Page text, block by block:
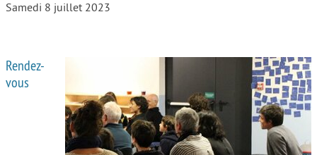
Samedi 8 juillet 2023
Rendez-
vous